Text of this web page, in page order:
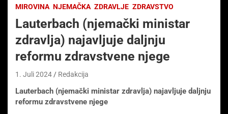
MIROVINA NJEMAČKA ZDRAVLJE ZDRAVSTVO
Lauterbach (njemački ministar
zdravlja) najavljuje daljnju
reformu zdravstvene njege
1. Juli 2024 Redakcija
Lauterbach (njemački ministar zdravlja) najavljuje daljnju
reformu zdravstvene njege